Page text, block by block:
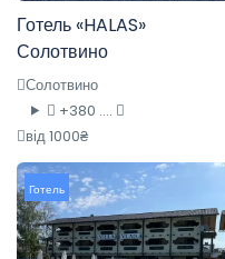
Готель «HALAS»
Солотвино
Солотвино
+380 ....
від 1000₴
Готель